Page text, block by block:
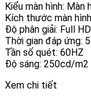
Kiểu màn hình: Màn
Kích thước màn
Độ phân giải: Full
Thời gian đáp ứng:
Tần số quét: 60HZ
Độ sáng: 250cd/m2
Xem chi tiết